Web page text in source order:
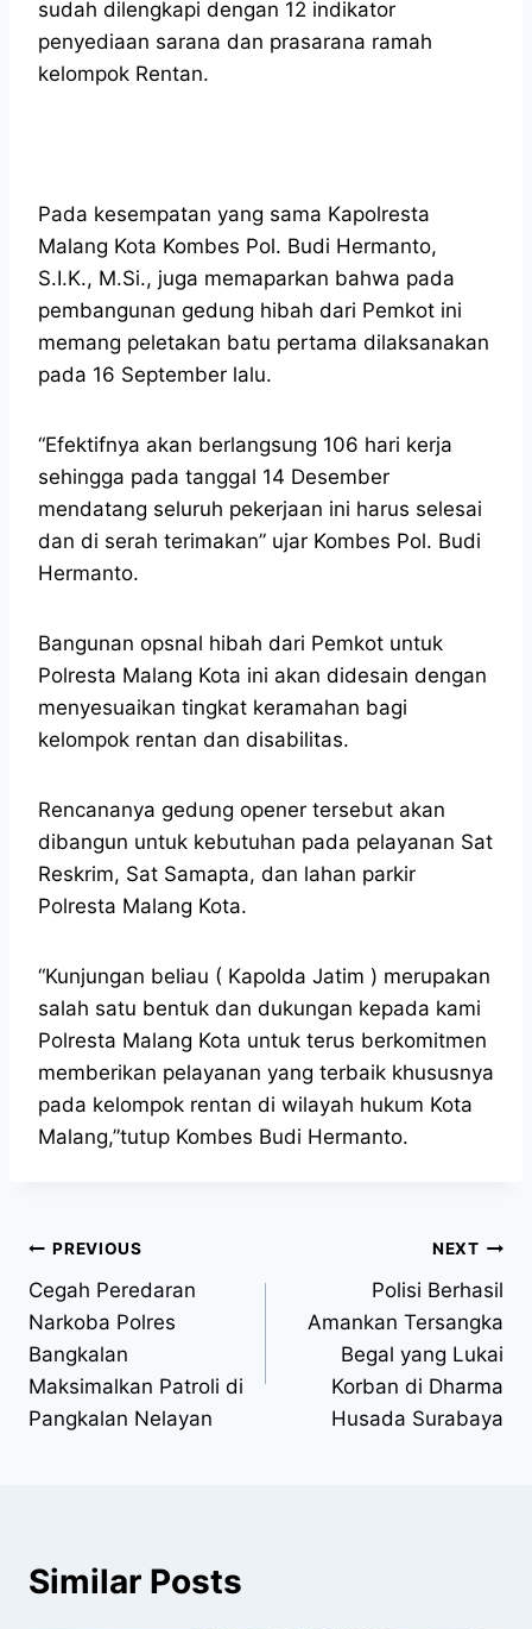
sudah dilengkapi dengan 12 indikator
penyediaan sarana dan prasarana ramah
kelompok Rentan.
Pada kesempatan yang sama Kapolresta
Malang Kota Kombes Pol. Budi Hermanto,
S.I.K., M.Si., juga memaparkan bahwa pada
pembangunan gedung hibah dari Pemkot ini
memang peletakan batu pertama dilaksanakan
pada 16 September lalu.
“Efektifnya akan berlangsung 106 hari kerja
sehingga pada tanggal 14 Desember
mendatang seluruh pekerjaan ini harus selesai
dan di serah terimakan” ujar Kombes Pol. Budi
Hermanto.
Bangunan opsnal hibah dari Pemkot untuk
Polresta Malang Kota ini akan didesain dengan
menyesuaikan tingkat keramahan bagi
kelompok rentan dan disabilitas.
Rencananya gedung opener tersebut akan
dibangun untuk kebutuhan pada pelayanan Sat
Reskrim, Sat Samapta, dan lahan parkir
Polresta Malang Kota.
“Kunjungan beliau ( Kapolda Jatim ) merupakan
salah satu bentuk dan dukungan kepada kami
Polresta Malang Kota untuk terus berkomitmen
memberikan pelayanan yang terbaik khususnya
pada kelompok rentan di wilayah hukum Kota
Malang,”tutup Kombes Budi Hermanto.
PREVIOUS
Cegah Peredaran
Narkoba Polres
Bangkalan
Maksimalkan Patroli di
Pangkalan Nelayan
NEXT
Polisi Berhasil
Amankan Tersangka
Begal yang Lukai
Korban di Dharma
Husada Surabaya
Similar Posts